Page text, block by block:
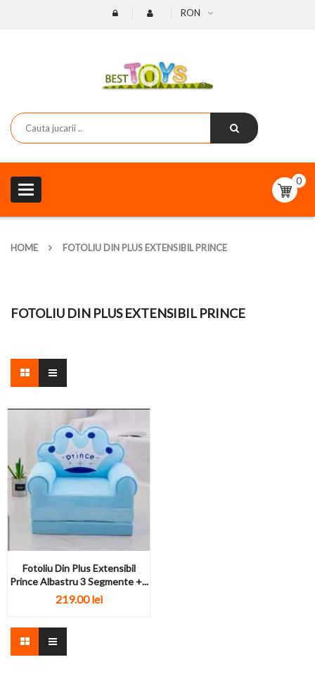
RON
Toggle
navigation
0
HOME FOTOLIU DIN PLUS EXTENSIBIL PRINCE
FOTOLIU DIN PLUS EXTENSIBIL PRINCE
Fotoliu Din Plus Extensibil
Prince Albastru 3 Segmente +...
219.00 lei